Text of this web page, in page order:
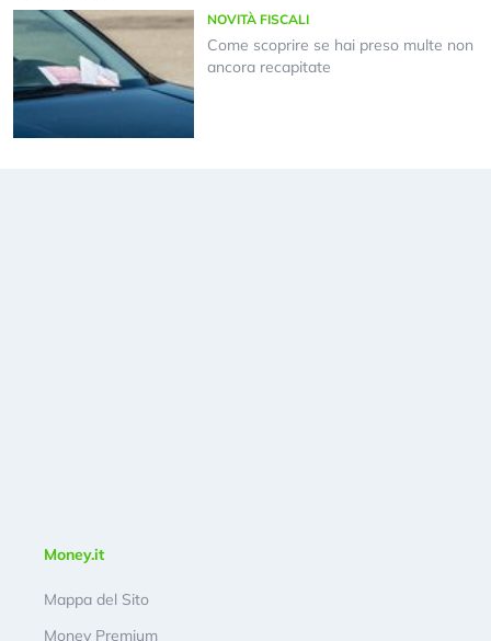
NOVITÀ FISCALI
Come scoprire se hai preso multe non
ancora recapitate
Money.it
Mappa del Sito
Money Premium